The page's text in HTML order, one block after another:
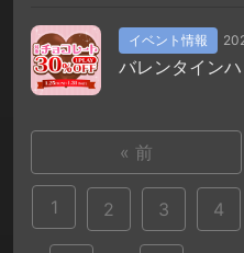
イベント情報
バレンタイン
« 前
1 2 3 4